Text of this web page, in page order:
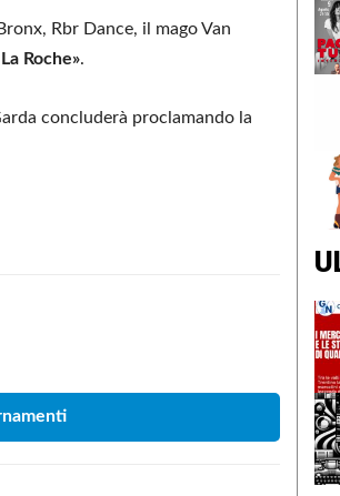
Rbr Dance, il mago Van
Roche».
concluderà proclamando la